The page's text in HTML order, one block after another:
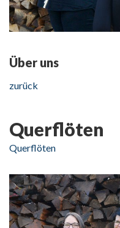
Über uns
zurück
Querflöten
Querflöten